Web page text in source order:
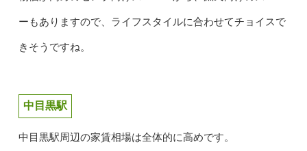
ーもありますので、ライフスタイルに合わせてチョイスで
きそうですね。
中目黒駅
中目黒駅周辺の家賃相場は全体的に高めです。